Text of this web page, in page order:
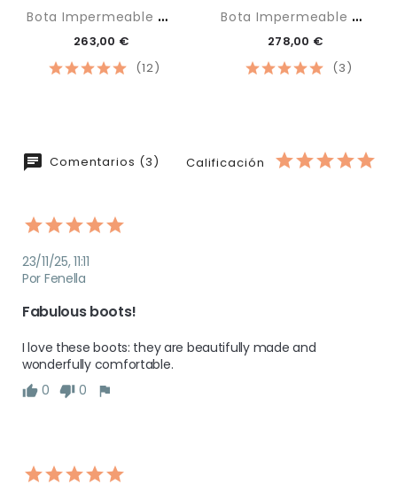
(12)
B
Ota Impermeable Tan
263,00 €
(3)
B
Ota Impermeable Maxi
278,00 €
Comentarios (3) Calificación
23/11/25, 11:11
Por Fenella
Fabulous boots!
I love these boots: they are beautifully made and
wonderfully comfortable.
0
0